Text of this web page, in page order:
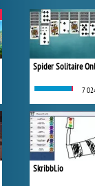
Spider Solitaire
7
Skribbl.io